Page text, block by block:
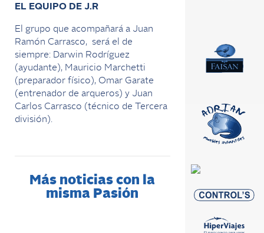
EL EQUIPO DE J.R
El grupo que acompañará a Juan
Ramón Carrasco, será el de
siempre: Darwin Rodríguez
(ayudante), Mauricio Marchetti
(preparador físico), Omar Garate
(entrenador de arqueros) y Juan
Carlos Carrasco (técnico de Tercera
división).
Más noticias con la
misma Pasión